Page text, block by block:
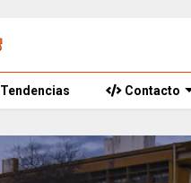
Tendencias Contacto